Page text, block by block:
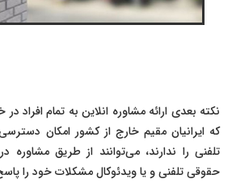
نکته بعدی ارائه مشاوره انلاین به تمام افراد
که ایرانیان مقیم خارج از کشور امکان
تلفنی را ندارند، می‌توانند از طریق
حقوقی تلفنی و یا ویدئوکال مشکلات خود را